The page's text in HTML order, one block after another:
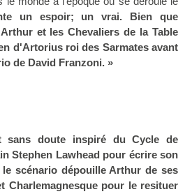
un espoir; un vrai. Bien que
et les Chevaliers de la Table
d'Artorius roi des Sarmates avant
de David Franzoni. »
sans doute inspiré du Cycle de
Stephen Lawhead pour écrire son
scénario dépouille Arthur de ses
Charlemagnesque pour le resituer